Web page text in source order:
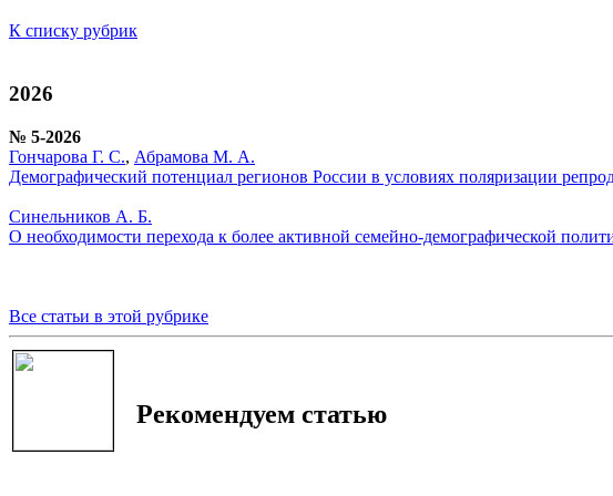
К списку рубрик
2026
№ 5-2026
Гончарова Г. С., Абрамова М. А.
Демографический потенциал регионов России в условиях поляризации
Синельников А. Б.
О необходимости перехода к более активной семейно-демографической
Все статьи в этой рубрике
Рекомендуем статью